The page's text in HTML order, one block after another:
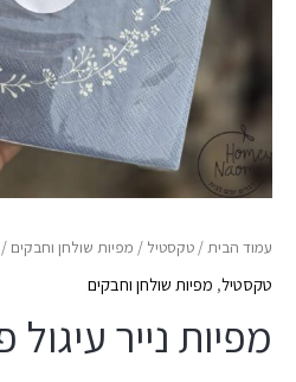
עמוד הבית/ טקסטיל / מפיות שולחן וחבקים /
טקסטיל, מפיות שולחן וחבקים
מפיות נייר עיגול